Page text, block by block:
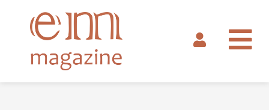
contenido